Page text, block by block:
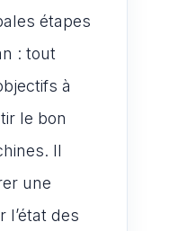
étapes
: tout
à
le bon
Il
une
l’état des